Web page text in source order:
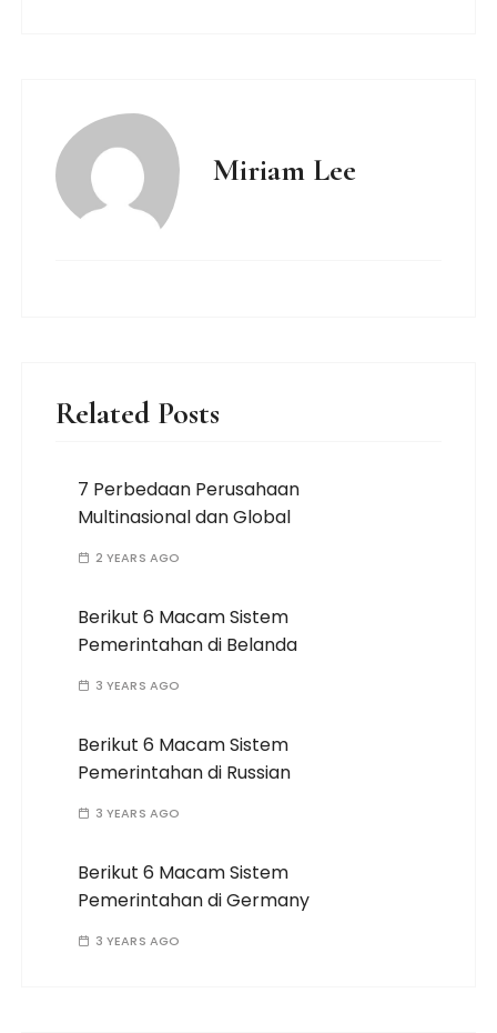
Miriam Lee
Related Posts
7 Perbedaan Perusahaan
Multinasional dan Global
2 YEARS AGO
Berikut 6 Macam Sistem
Pemerintahan di Belanda
3 YEARS AGO
Berikut 6 Macam Sistem
Pemerintahan di Russian
3 YEARS AGO
Berikut 6 Macam Sistem
Pemerintahan di Germany
3 YEARS AGO